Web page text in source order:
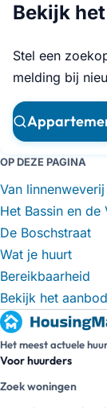
Bekijk
Stel een
melding bij
OP DEZE PAGINA
Van
Het Bassin en de
De Boschstraat
Wat je huurt
Bereikbaarheid
Bekijk het
Het meest actuele
Voor huurders
Zoek woningen